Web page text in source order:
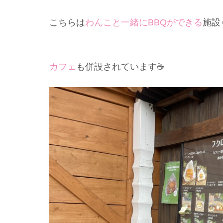
こちらはわんこと一緒にBBQができる施
カフェ も併設されています☕️